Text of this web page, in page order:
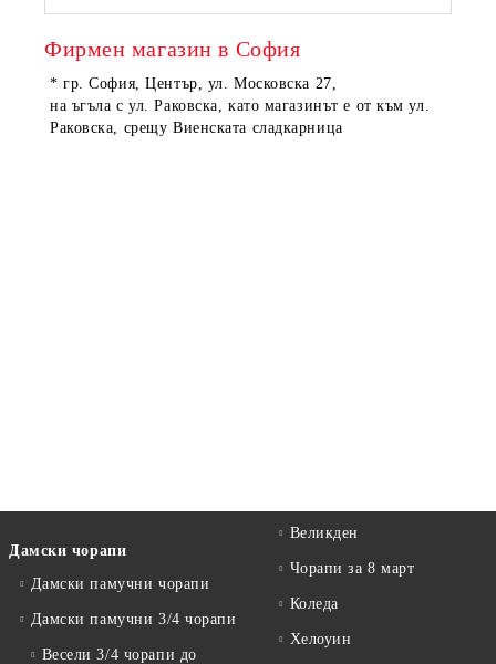
Фирмен магазин в София
* гр. София, Център, ул. Московска 27,
на ъгъла с ул. Раковска, като магазинът е от към ул.
Раковска, срещу Виенската сладкарница
Дамски чорапи
Дамски памучни чорапи
Дамски памучни 3/4 чорапи
Весели 3/4 чорапи до
Великден
Чорапи за 8 март
Коледа
Хелоуин